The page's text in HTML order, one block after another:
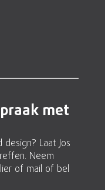
met
Laat Jos
Neem
of mail of bel